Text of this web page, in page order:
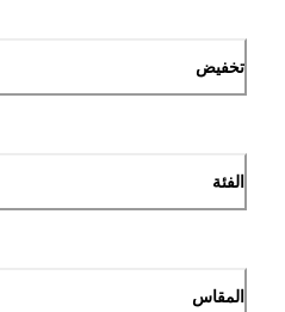
تخفيض
الفئة
المقاس